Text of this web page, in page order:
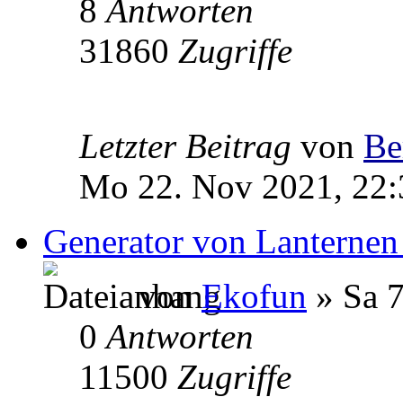
8Antworten
31860 Zugriffe
Letzter Beitrag von
Mo 22. Nov 2021,
Generator von
vonEkofun » Sa
0Antworten
11500 Zugriffe